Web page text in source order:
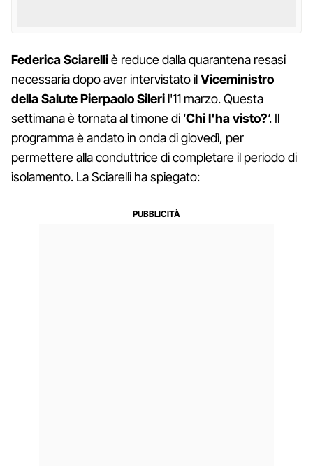
Federica Sciarelliè reduce dalla quarantena resasi
necessaria dopo aver intervistato ilViceministro
della Salute Pierpaolo Sileri l'11 marzo. Questa
settimana è tornata al timone di ‘Chi l'ha visto?‘. Il
programma è andato in onda di giovedì, per
permettere alla conduttrice di completare il periodo di
isolamento. La Sciarelli ha spiegato: